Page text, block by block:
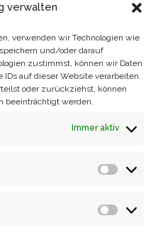
verwalten
verwenden wir Technologien wie
und/oder darauf
zustimmst, können wir Daten
auf dieser Website verarbeiten.
oder zurückziehst, können
beeinträchtigt werden.
Immer aktiv
HIV-
Eltern
vielfältigen und
fand dieses
in
die Gastronomen
anbieten,